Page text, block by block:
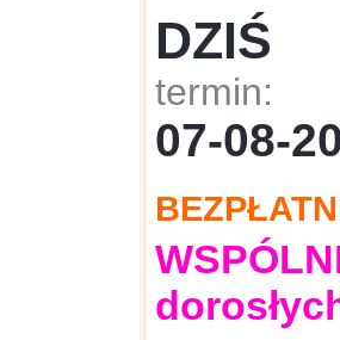
DZIŚ
termin:
07-08-